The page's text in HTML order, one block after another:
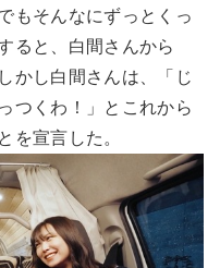
もそんなにずっとくっ
ると、白間さんから
かし白間さんは、「じ
つくわ！」とこれから
を宣言した。